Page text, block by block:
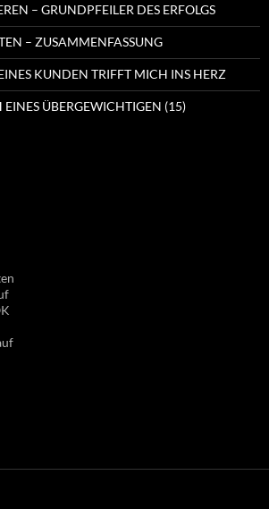
– GRUNDPFEILER DES ERFOLGS
– ZUSAMMENFASSUNG
KUNDEN TRIFFT MICH INS HERZ
ÜBERGEWICHTIGEN (15)